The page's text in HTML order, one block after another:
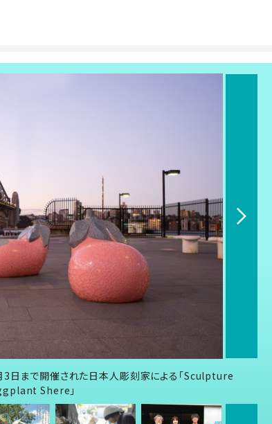
3日まで開催された日本人彫刻家による「Sculpture
Shere」